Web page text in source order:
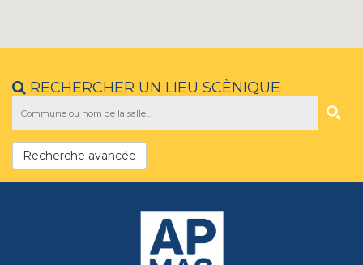
RECHERCHER UN LIEU SCÈNIQUE
Recherche avancée